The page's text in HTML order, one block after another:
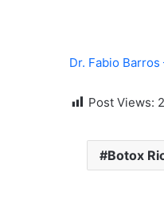
Dr. Fabio
Post Views:
Botox